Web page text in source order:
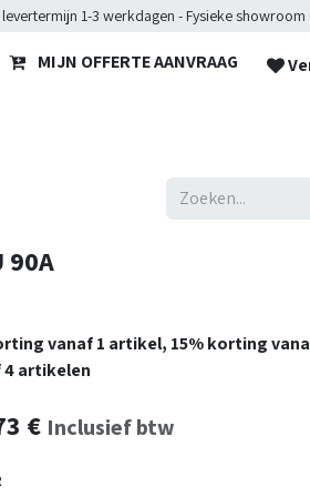
1-3 werkdagen - Fysieke
MIJN OFFERTE AANVRAAG
90A
vanaf 1 artikel, 15% korting
4 artikelen
€ Inclusief btw